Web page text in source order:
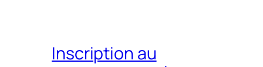
Inscription au